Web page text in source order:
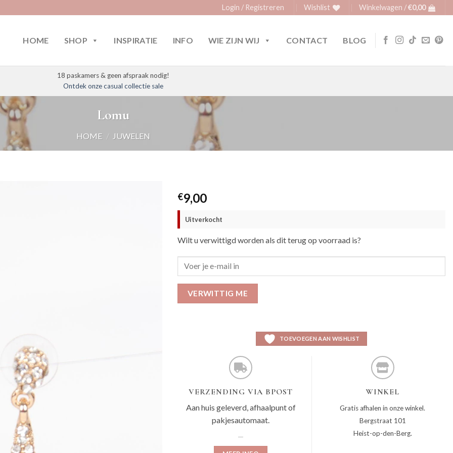
Login / Registreren Wishlist Winkelwagen /€0,00
HOME SHOP INSPIRATIE INFO WIE ZIJN WIJ CONTACT BLOG
18 paskamers & geen afspraak nodig!
Ontdek onze casual collectie sale
Lomu
HOME / JUWELEN
€9,00
Uitverkocht
Wilt u verwittigd worden als dit terug op voorraad is?
VERWITTIG ME
TOEVOEGEN AAN WISHLIST
VERZENDING VIA BPOST
Aan huis geleverd, afhaalpunt of
pakjesautomaat.
WINKEL
Gratis afhalen in onze winkel.
Bergstraat 101
Heist-op-den-Berg.